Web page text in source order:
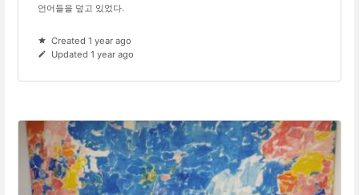
언어들을 덮고 있었다.
Created 1 year ago
Updated 1 year ago